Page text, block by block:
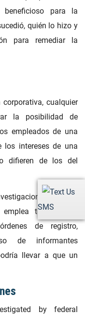
SMS
para la
quién lo hizo y
para remediar la
cualquier
la posibilidad de
empleados de una
los intereses de una
difieren de los del
contra
técnicas de
de registro,
de informantes
llevar a que un
by federal